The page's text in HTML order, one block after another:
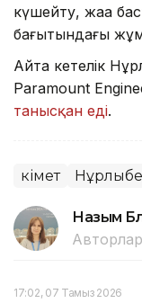
күшейту, жаңа
бағытындағы
Айта кетелік
Paramount
танысқан еді.
Үкімет
Назым
Авторлар
17:02, 07 Тамыз 2026